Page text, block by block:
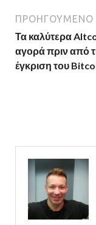
ΠΡΟΗΓΟΎΜΕΝΟ
Τα καλύτερα
αγορά πριν από
έγκριση του